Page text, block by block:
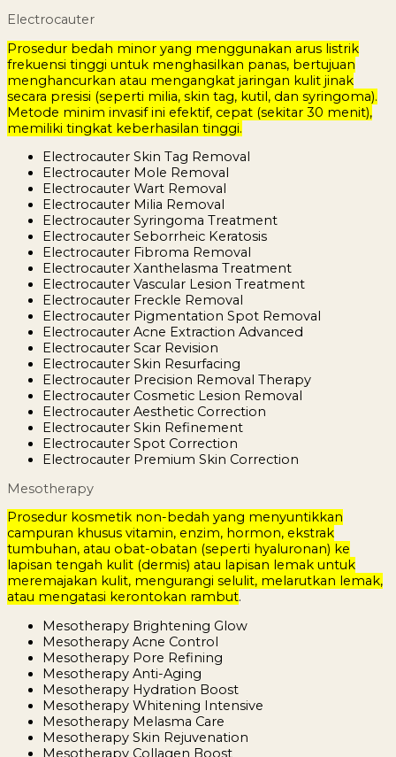
Electrocauter
Prosedur bedah minor yang menggunakan arus listrik
frekuensi tinggi untuk menghasilkan panas, bertujuan
menghancurkan atau mengangkat jaringan kulit jinak
secara presisi (seperti milia, skin tag, kutil, dan syringoma).
Metode minim invasif ini efektif, cepat (sekitar 30 menit),
memiliki tingkat keberhasilan tinggi.
Electrocauter Skin Tag Removal
Electrocauter Mole Removal
Electrocauter Wart Removal
Electrocauter Milia Removal
Electrocauter Syringoma Treatment
Electrocauter Seborrheic Keratosis
Electrocauter Fibroma Removal
Electrocauter Xanthelasma Treatment
Electrocauter Vascular Lesion Treatment
Electrocauter Freckle Removal
Electrocauter Pigmentation Spot Removal
Electrocauter Acne Extraction Advanced
Electrocauter Scar Revision
Electrocauter Skin Resurfacing
Electrocauter Precision Removal Therapy
Electrocauter Cosmetic Lesion Removal
Electrocauter Aesthetic Correction
Electrocauter Skin Refinement
Electrocauter Spot Correction
Electrocauter Premium Skin Correction
Mesotherapy
Prosedur kosmetik non-bedah yang menyuntikkan
campuran khusus vitamin, enzim, hormon, ekstrak
tumbuhan, atau obat-obatan (seperti hyaluronan) ke
lapisan tengah kulit (dermis) atau lapisan lemak untuk
meremajakan kulit, mengurangi selulit, melarutkan lemak,
atau mengatasi kerontokan rambut.
Mesotherapy Brightening Glow
Mesotherapy Acne Control
Mesotherapy Pore Refining
Mesotherapy Anti-Aging
Mesotherapy Hydration Boost
Mesotherapy Whitening Intensive
Mesotherapy Melasma Care
Mesotherapy Skin Rejuvenation
Mesotherapy Collagen Boost